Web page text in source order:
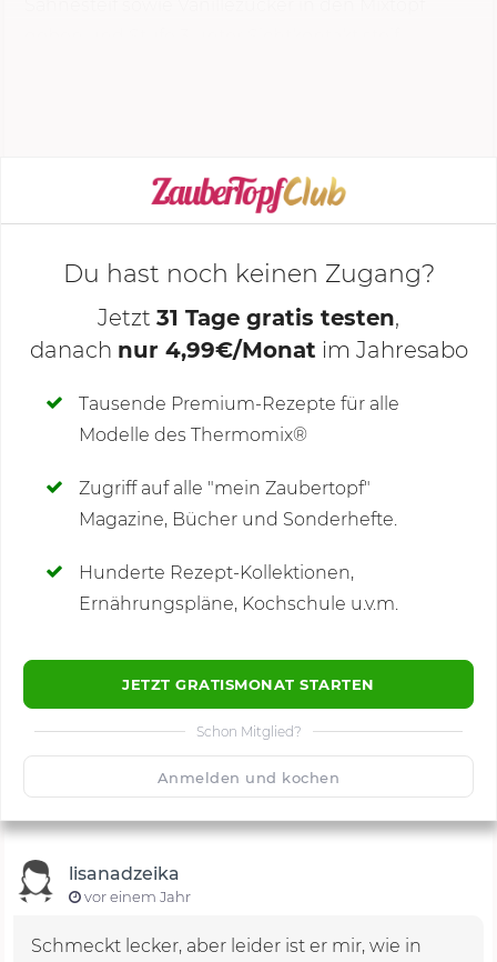
KOCHMODUS STARTEN
Deine Notizen
Du hast noch keinen Zugang?
Jetzt 31 Tage gratis testen,
danach nur 4,99€/Monat im Jahresabo
Tausende Premium-Rezepte für alle
Modelle des Thermomix®
Zugriff auf alle "mein Zaubertopf"
Magazine, Bücher und Sonderhefte.
Hunderte Rezept-Kollektionen,
Ernährungspläne, Kochschule u.v.m.
JETZT GRATISMONAT STARTEN
Schon Mitglied?
Anmelden und kochen
Kommentare(16)
🙂 1500 Speichern
lisanadzeika
vor einem Jahr
Schmeckt lecker, aber leider ist er mir, wie in